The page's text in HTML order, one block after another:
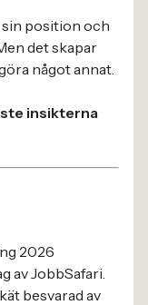
position och
det skapar
något annat.
insikterna
2026
av JobbSafari.
besvarad av